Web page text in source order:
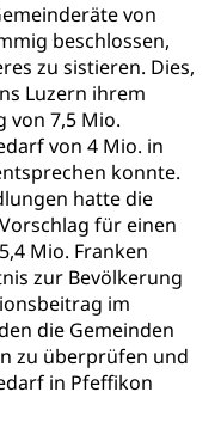
von
beschlossen,
zu sistieren. Dies,
Luzern ihrem
von 7,5 Mio.
von 4 Mio. in
konnte.
hatte die
für einen
Mio. Franken
zur Bevölkerung
im
die Gemeinden
zu überprüfen und
in Pfeffikon
Luzern)
Luzern)
Luzern
Säule, dritte
Luzern)
(WAS Luzern)